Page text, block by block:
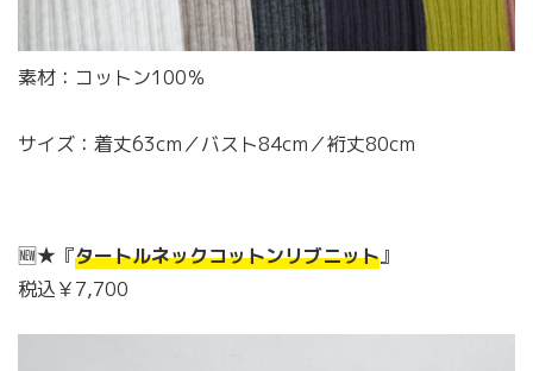
素材：コットン100％
サイズ：着丈63cm／バスト84cm／裄丈80cm
🆕★『タートルネックコットンリブニット』
税込￥7,700